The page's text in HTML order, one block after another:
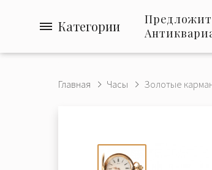
Категории
Главная Часы Золотые